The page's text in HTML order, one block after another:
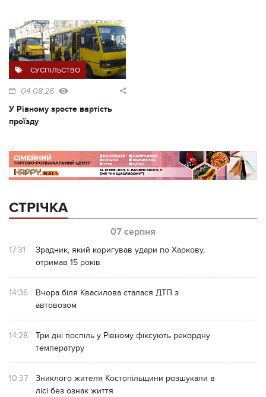
СУСПІЛЬСТВО
04.08.26
У Рівному зросте вартість
проїзду
СТРІЧКА
07 серпня
17:31
Зрадник, який коригував удари по Харкову,
отримав 15 років
14:36
Вчора біля Квасилова сталася ДТП з
автовозом
14:28
Три дні поспіль у Рівному фіксують рекордну
температуру
10:37
Зниклого жителя Костопільщини розшукали в
лісі без ознак життя